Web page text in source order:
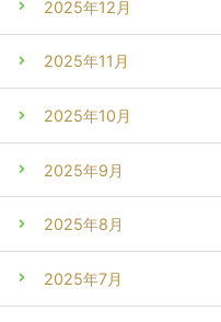
2025年12月
2025年11月
2025年10月
2025年9月
2025年8月
2025年7月